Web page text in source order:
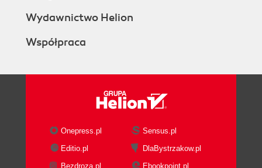
Wydawnictwo Helion
Współpraca
Onepress.pl
Sensus.pl
Editio.pl
DlaBystrzakow.pl
Bezdroza.pl
Ebookpoint.pl